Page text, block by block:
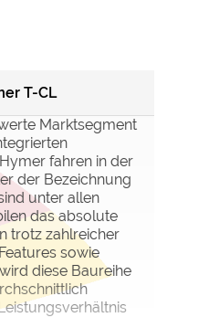
T-CL
Marktsegment
fahren in der
der Bezeichnung
unter allen
das absolute
trotz zahlreicher
sowie
diese Baureihe